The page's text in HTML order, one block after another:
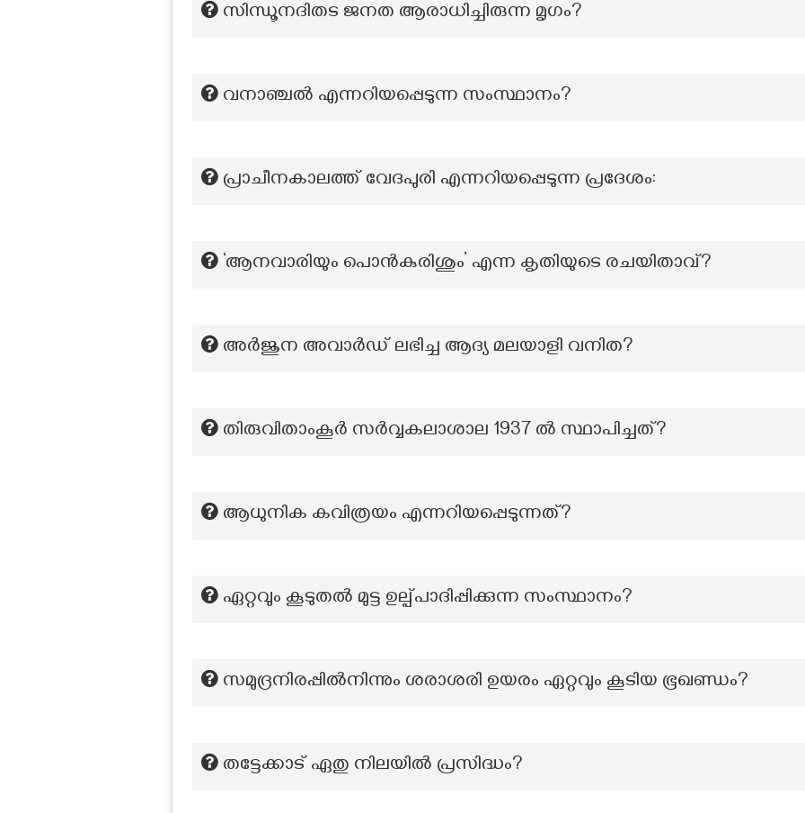
സിന്ധൂനദിതട ജനത ആരാധിച്ചിരുന്ന മൃഗം?
വനാഞ്ചൽ എന്നറിയപ്പെടുന്ന സംസ്ഥാനം?
പ്രാചീനകാലത്ത് വേദപുരി എന്നറിയപ്പെടുന്ന പ്രദേശം:
‘ആനവാരിയും പൊൻകുരിശും’ എന്ന കൃതിയുടെ രചയിതാവ്?
അർജുന അവാർഡ് ലഭിച്ച ആദ്യ മലയാളി വനിത?
തിരുവിതാംകൂർ സർവ്വകലാശാല 1937 ൽ സ്ഥാപിച്ചത്?
ആധുനിക കവിത്രയം എന്നറിയപ്പെടുന്നത്?
ഏറ്റവും കൂടുതല്‍ മുട്ട ഉല്പ്പാദിപ്പിക്കുന്ന സംസ്ഥാനം?
സമുദ്രനിരപ്പിൽനിന്നും ശരാശരി ഉയരം ഏറ്റവും കൂടിയ ഭൂഖണ്ഡം?
തട്ടേക്കാട് ഏതു നിലയിൽ പ്രസിദ്ധം?